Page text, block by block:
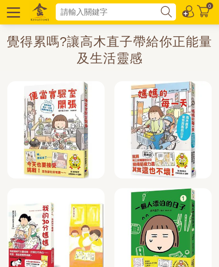
0
覺得累嗎?讓高木直子帶給你正能量
及生活靈感